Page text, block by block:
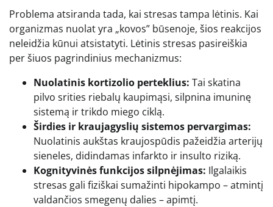
Problema atsiranda tada, kai stresas tampa lėtinis. Kai
organizmas nuolat yra „kovos” būsenoje, šios reakcijos
neleidžia kūnui atsistatyti. Lėtinis stresas pasireiškia
per šiuos pagrindinius mechanizmus:
Nuolatinis kortizolio perteklius: Tai skatina
pilvo srities riebalų kaupimąsi, silpnina imuninę
sistemą ir trikdo miego ciklą.
Širdies ir kraujagyslių sistemos pervargimas:
Nuolatinis aukštas kraujospūdis pažeidžia arterijų
sieneles, didindamas infarkto ir insulto riziką.
Kognityvinės funkcijos silpnėjimas: Ilgalaikis
stresas gali fiziškai sumažinti hipokampo – atmintį
valdančios smegenų dalies – apimtį.